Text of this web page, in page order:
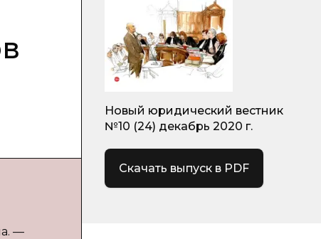
—
Новый юридический вестник
№10 (24) декабрь 2020 г.
Скачать выпуск в PDF